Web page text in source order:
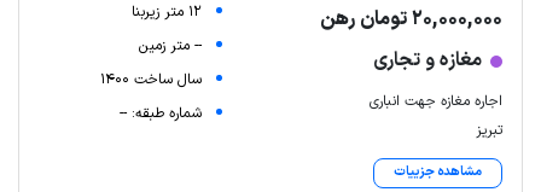
20,000,000 تومان رهن
مغازه و تجاری
اجاره مغازه جهت انباری
تبریز
مشاهده جزییات
12 متر زیربنا
-- متر زمین
سال ساخت 1400
شماره طبقه: --